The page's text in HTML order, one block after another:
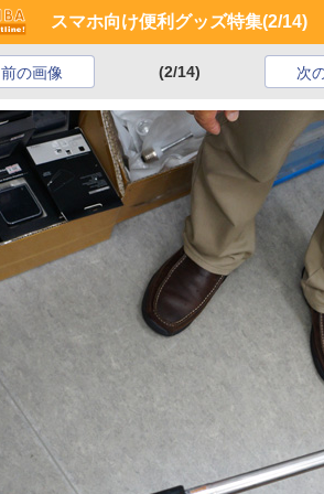
スマホ向け便利グッズ特集(2/14)
前の画像 (2/14) 次